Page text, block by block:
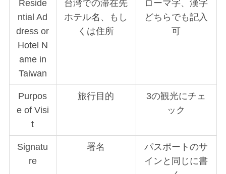
Reside
ntial Ad
dress or
Hotel N
ame in
Taiwan
台湾での滞在先
ホテル名、もし
くは住所
ローマ字、漢字
どちらでも記入
可
Purpos
e of Visi
t
旅行目的
3の観光にチェ
ック
Signatu
re
署名
パスポートのサ
インと同じに書